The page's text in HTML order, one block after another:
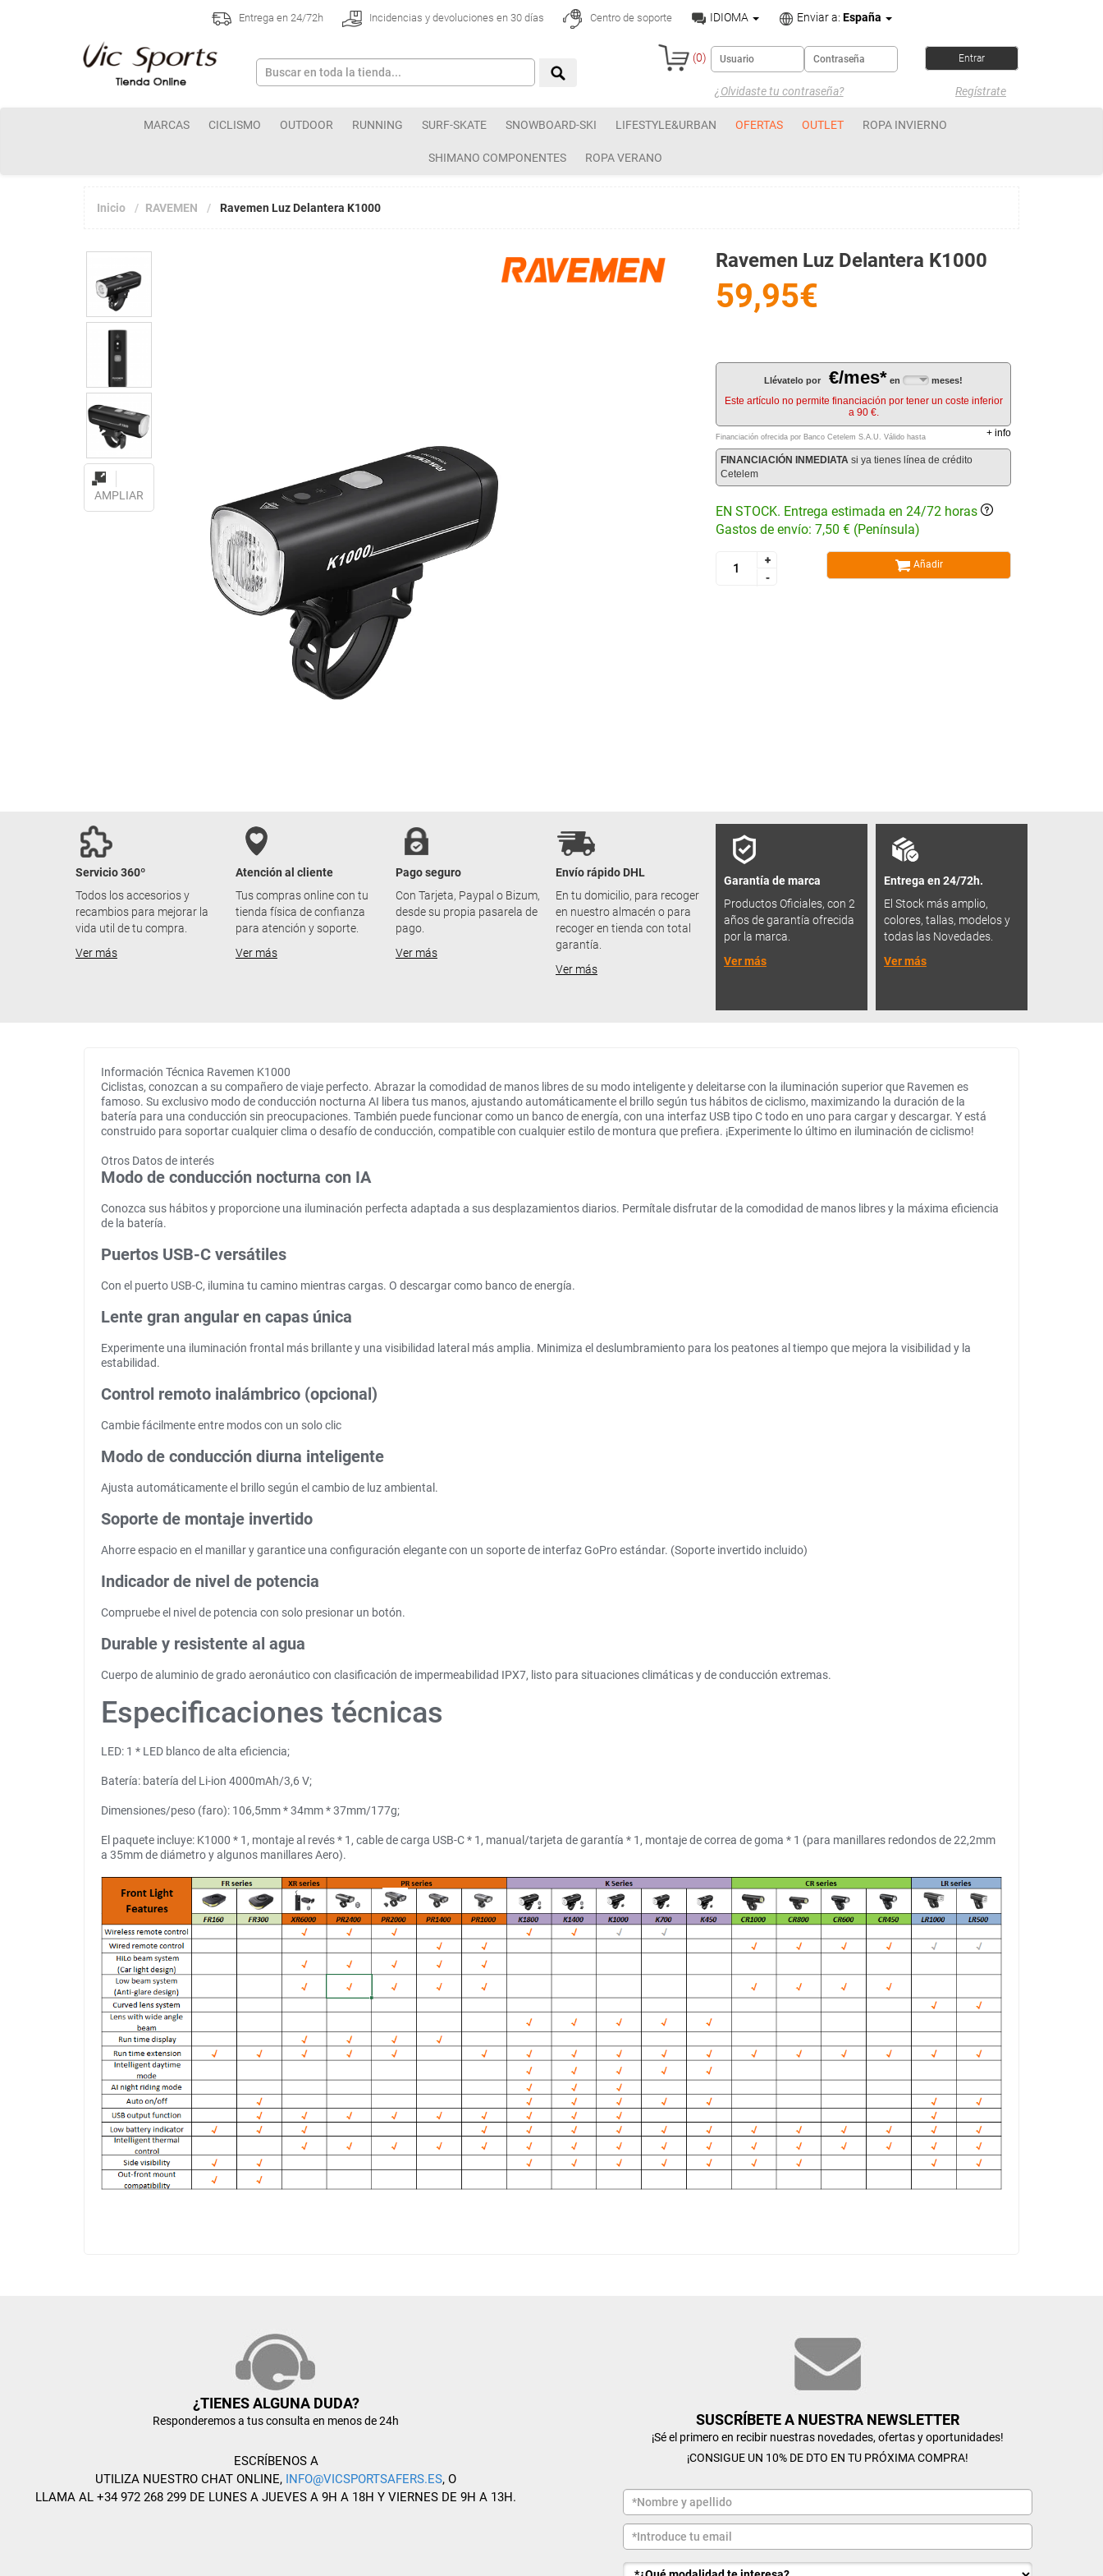
Entrega en 24/72h Incidencias y devoluciones en 30 días Centro de soporte IDIOMA Enviar a: España
(0)
¿Olvidaste tu contraseña? Regístrate
MARCAS CICLISMO OUTDOOR RUNNING SURF-SKATE SNOWBOARD-SKI LIFESTYLE&URBAN OFERTAS OUTLET ROPA INVIERNO
SHIMANO COMPONENTES ROPA VERANO
Inicio RAVEMEN Ravemen Luz Delantera K1000
AMPLIAR
Ravemen Luz Delantera K1000
59,95€
Llévatelo por €/mes* en meses!
Este artículo no permite financiación por tener un coste inferior
a 90 €.
Financiación ofrecida por Banco Cetelem S.A.U. Válido hasta + info
FINANCIACIÓN INMEDIATA si ya tienes línea de crédito
Cetelem
EN STOCK. Entrega estimada en 24/72 horas
Gastos de envío: 7,50 € (Península)
+
-
+
-
Añadir
Servicio 360º
Todos los accesorios y
recambios para mejorar la
vida util de tu compra.
Ver más
Atención al cliente
Tus compras online con tu
tienda física de confianza
para atención y soporte.
Ver más
Pago seguro
Con Tarjeta, Paypal o Bizum,
desde su propia pasarela de
pago.
Ver más
Envío rápido DHL
En tu domicilio, para recoger
en nuestro almacén o para
recoger en tienda con total
garantía.
Ver más
Garantía de marca
Productos Oficiales, con 2
años de garantía ofrecida
por la marca.
Ver más
Entrega en 24/72h.
El Stock más amplio,
colores, tallas, modelos y
todas las Novedades.
Ver más
Información Técnica Ravemen K1000
Ciclistas, conozcan a su compañero de viaje perfecto. Abrazar la comodidad de manos libres de su modo inteligente y deleitarse con la iluminación superior que Ravemen es
famoso. Su exclusivo modo de conducción nocturna AI libera tus manos, ajustando automáticamente el brillo según tus hábitos de ciclismo, maximizando la duración de la
batería para una conducción sin preocupaciones. También puede funcionar como un banco de energía, con una interfaz USB tipo C todo en uno para cargar y descargar. Y está
construido para soportar cualquier clima o desafío de conducción, compatible con cualquier estilo de montura que prefiera. ¡Experimente lo último en iluminación de ciclismo!
Otros Datos de interés
Modo de conducción nocturna con IA
Conozca sus hábitos y proporcione una iluminación perfecta adaptada a sus desplazamientos diarios. Permítale disfrutar de la comodidad de manos libres y la máxima eficiencia
de la batería.
Puertos USB-C versátiles
Con el puerto USB-C, ilumina tu camino mientras cargas. O descargar como banco de energía.
Lente gran angular en capas única
Experimente una iluminación frontal más brillante y una visibilidad lateral más amplia. Minimiza el deslumbramiento para los peatones al tiempo que mejora la visibilidad y la
estabilidad.
Control remoto inalámbrico (opcional)
Cambie fácilmente entre modos con un solo clic
Modo de conducción diurna inteligente
Ajusta automáticamente el brillo según el cambio de luz ambiental.
Soporte de montaje invertido
Ahorre espacio en el manillar y garantice una configuración elegante con un soporte de interfaz GoPro estándar. (Soporte invertido incluido)
Indicador de nivel de potencia
Compruebe el nivel de potencia con solo presionar un botón.
Durable y resistente al agua
Cuerpo de aluminio de grado aeronáutico con clasificación de impermeabilidad IPX7, listo para situaciones climáticas y de conducción extremas.
Especificaciones técnicas
LED: 1 * LED blanco de alta eficiencia;
Batería: batería del Li-ion 4000mAh/3,6 V;
Dimensiones/peso (faro): 106,5mm * 34mm * 37mm/177g;
El paquete incluye: K1000 * 1, montaje al revés * 1, cable de carga USB-C * 1, manual/tarjeta de garantía * 1, montaje de correa de goma * 1 (para manillares redondos de 22,2mm
a 35mm de diámetro y algunos manillares Aero).
¿TIENES ALGUNA DUDA?
Responderemos a tus consulta en menos de 24h
ESCRÍBENOS A
UTILIZA NUESTRO CHAT ONLINE, INFO@VICSPORTSAFERS.ES, O
LLAMA AL +34 972 268 299 DE LUNES A JUEVES A 9H A 18H Y VIERNES DE 9H A 13H.
SUSCRÍBETE A NUESTRA NEWSLETTER
¡Sé el primero en recibir nuestras novedades, ofertas y oportunidades!
¡CONSIGUE UN 10% DE DTO EN TU PRÓXIMA COMPRA!